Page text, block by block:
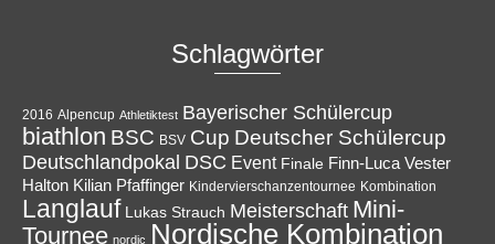
Schlagwörter
2016 Alpencup Athletiktest Bayerischer Schülercup
biathlon BSC BSV Cup Deutscher Schülercup
Deutschlandpokal DSC Event Finale Finn-Luca Vester
Halton Kilian Pfaffinger Kindervierschanzentournee Kombination
Langlauf Lukas Strauch Meisterschaft Mini-
Tournee nordic Nordische Kombination